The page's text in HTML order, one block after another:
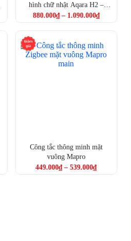
hình chữ nhật Aqara H2 –
Aqara Light Switch H2 US
880.000₫ – 1.090.000₫
Công tắc thông minh mặt
vuông Mapro
449.000₫ – 539.000₫